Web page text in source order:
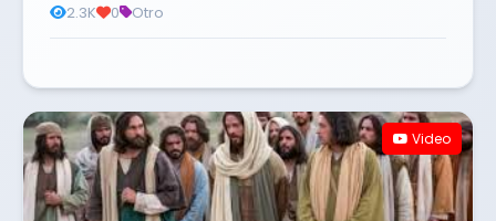
2.3K 0 Otro
Video